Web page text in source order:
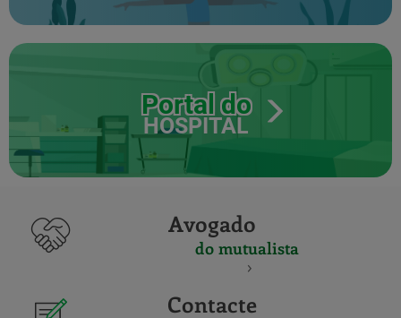
Portal do
HOSPITAL
Avogado
do mutualista
Contacte